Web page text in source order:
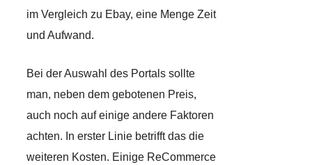
im Vergleich zu Ebay, eine Menge Zeit
und Aufwand.
Bei der Auswahl des Portals sollte
man, neben dem gebotenen Preis,
auch noch auf einige andere Faktoren
achten. In erster Linie betrifft das die
weiteren Kosten. Einige ReCommerce